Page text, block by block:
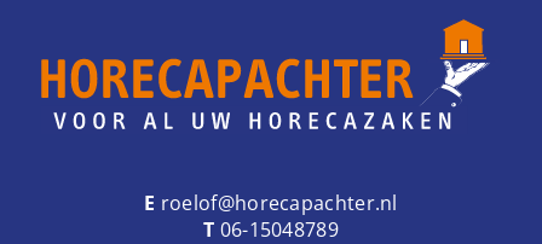
E roelof@horecapachter.nl
T 06-15048789